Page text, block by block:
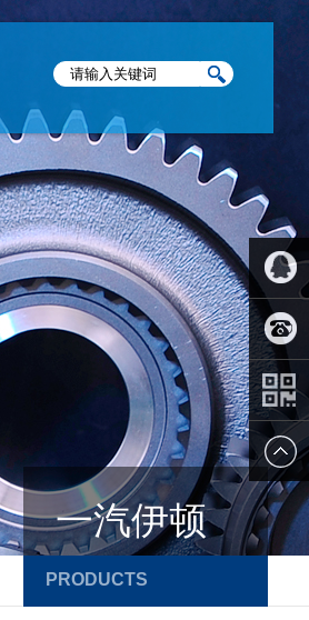
一汽伊顿
PRODUCTS
电话：